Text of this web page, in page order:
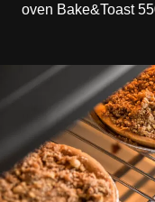
oven Bake&Toast